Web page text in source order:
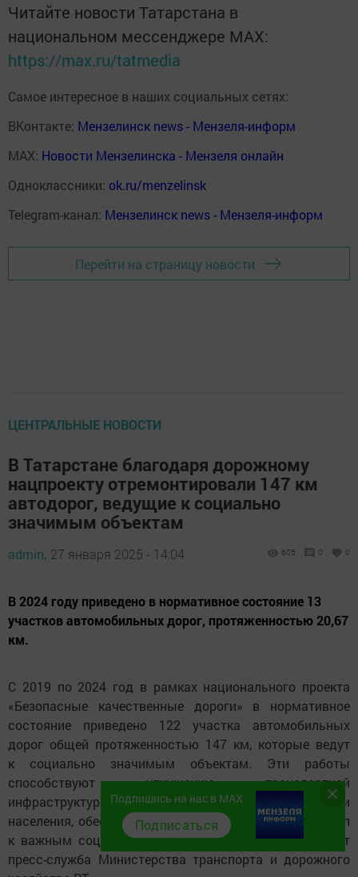
Читайте новости Татарстана в
национальном мессенджере MАХ:
https://max.ru/tatmedia
Самое интересное в наших социальных сетях:
ВКонтакте: Мензелинск news - Мензеля-информ
MAX: Новости Мензелинска - Мензеля онлайн
Одноклассники: ok.ru/menzelinsk
Telegram-канал: Мензелинск news - Мензеля-информ
Перейти на страницу новости
ЦЕНТРАЛЬНЫЕ НОВОСТИ
В Татарстане благодаря дорожному
нацпроекту отремонтировали 147 км
автодорог, ведущие к социально
значимым объектам
admin, 27 января 2025 - 14:04 605 0 0
В 2024 году приведено в нормативное состояние 13
участков автомобильных дорог, протяженностью 20,67
км.
С 2019 по 2024 год в рамках национального проекта
«Безопасные качественные дороги» в нормативное
состояние приведено 122 участка автомобильных
дорог общей протяженностью 147 км, которые ведут
к социально значимым объектам. Эти работы
способствуют улучшению транспортной
инфраструктуры и повышению качества жизни
населения, обеспечивая безопасный и удобный доступ
к важным социальным объектам. Об этом сообщает
пресс-служба Министерства транспорта и дорожного
Подпишись на нас в MAX
Подписаться